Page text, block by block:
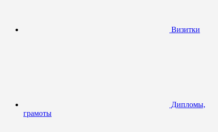
Визитки
Дипломы,
грамоты